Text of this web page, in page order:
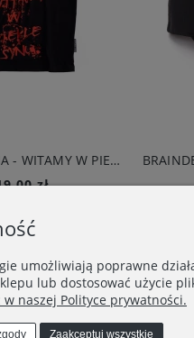
DEMONOLOGIA - WITAMY W PIEKLE T-SHIRT CZARNY
zł
koszyka
VULGARUS
umożliwiają poprawne
lub dostosować użycie
naszej Polityce prywatności.
Zaakceptuj wszystkie